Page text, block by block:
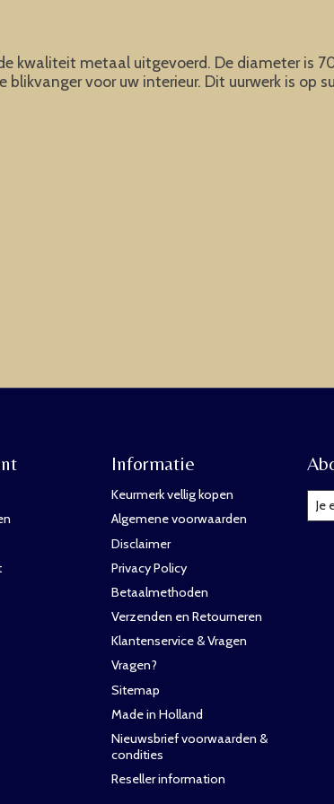
kwaliteit metaal uitgevoerd. De diameter is
voor uw interieur. Dit uurwerk is op
Informatie
Keurmerk vellig kopen
Algemene voorwaarden
Disclaimer
Privacy Policy
Betaalmethoden
Verzenden en Retourneren
Klantenservice & Vragen
Vragen?
Sitemap
Made in Holland
Nieuwsbrief voorwaarden &
condities
Reseller information